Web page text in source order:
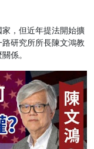
，但近年提法開始擴
研究所所長陳文鴻教
係。